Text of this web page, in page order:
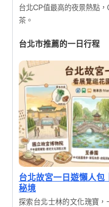
台北CP值最高的夜景熱點
茶。
台北市推薦的一日行程
台北故宮一日遊懶人包
秘境
探索台北士林的文化瑰寶